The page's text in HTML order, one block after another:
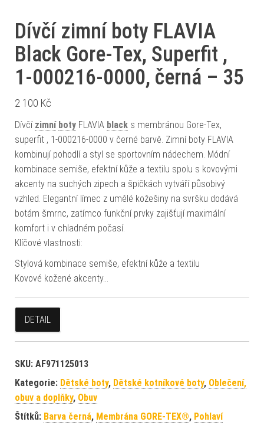
Dívčí zimní boty FLAVIA
Black Gore-Tex, Superfit ,
1-000216-0000, černá – 35
2 100 Kč
Dívčí zimní boty FLAVIA black s membránou Gore-Tex,
superfit , 1-000216-0000 v černé barvě. Zimní boty FLAVIA
kombinují pohodlí a styl se sportovním nádechem. Módní
kombinace semiše, efektní kůže a textilu spolu s kovovými
akcenty na suchých zipech a špičkách vytváří působivý
vzhled. Elegantní límec z umělé kožešiny na svršku dodává
botám šmrnc, zatímco funkční prvky zajišťují maximální
komfort i v chladném počasí.
Klíčové vlastnosti:
Stylová kombinace semiše, efektní kůže a textilu
Kovové kožené akcenty…
DETAIL
SKU: AF971125013
Kategorie: Dětské boty, Dětské kotníkové boty, Oblečení,
obuv a doplňky, Obuv
Štítků: Barva černá, Membrána GORE-TEX®, Pohlaví